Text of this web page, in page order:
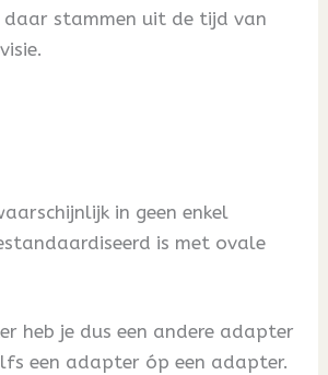
stammen uit de tijd van
in geen enkel
is met ovale
heb je dus een andere adapter
een adapter óp een adapter.